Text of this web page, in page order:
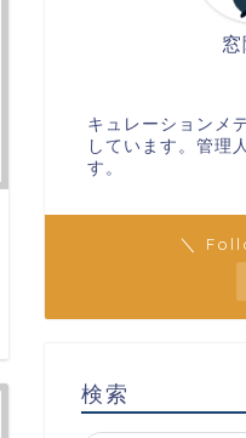
キュレーションメ
しています。管理
す。
＼
検索